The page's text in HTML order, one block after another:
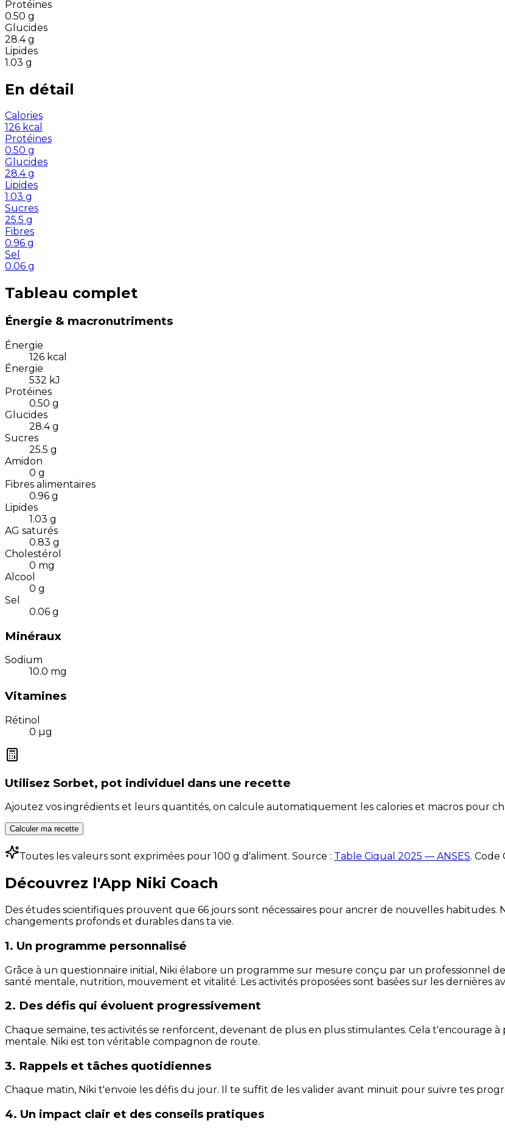
Protéines
0.50 g
Glucides
28.4 g
Lipides
1.03 g
En détail
Calories
126 kcal
Protéines
0.50 g
Glucides
28.4 g
Lipides
1.03 g
Sucres
25.5 g
Fibres
0.96 g
Sel
0.06 g
Tableau complet
Énergie & macronutriments
Énergie
126 kcal
Énergie
532 kJ
Protéines
0.50 g
Glucides
28.4 g
Sucres
25.5 g
Amidon
0 g
Fibres alimentaires
0.96 g
Lipides
1.03 g
AG saturés
0.83 g
Cholestérol
0 mg
Alcool
0 g
Sel
0.06 g
Minéraux
Sodium
10.0 mg
Vitamines
Rétinol
0 µg
Utilisez Sorbet, pot individuel dans une recette
Ajoutez vos ingrédients et leurs quantités, on calcule automatiquement les calories et macros pour
Calculer ma recette
Toutes les valeurs sont exprimées pour 100 g d'aliment. Source : Table Ciqual 2025 — ANSES. Code
Découvrez l'App Niki Coach
Des études scientifiques prouvent que 66 jours sont nécessaires pour ancrer de nouvelles habitudes.
changements profonds et durables dans ta vie.
1. Un programme personnalisé
Grâce à un questionnaire initial, Niki élabore un programme sur mesure conçu par un professionnel
santé mentale, nutrition, mouvement et vitalité. Les activités proposées sont basées sur les dernières
2. Des défis qui évoluent progressivement
Chaque semaine, tes activités se renforcent, devenant de plus en plus stimulantes. Cela t'encourage
mentale. Niki est ton véritable compagnon de route.
3. Rappels et tâches quotidiennes
Chaque matin, Niki t'envoie les défis du jour. Il te suffit de les valider avant minuit pour suivre tes
4. Un impact clair et des conseils pratiques